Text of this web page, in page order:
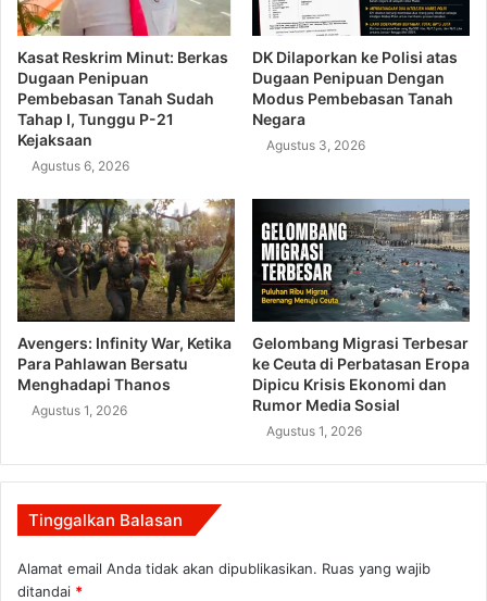
Kasat Reskrim Minut: Berkas
Dugaan Penipuan
Pembebasan Tanah Sudah
Tahap I, Tunggu P-21
Kejaksaan
Agustus 6, 2026
DK Dilaporkan ke Polisi atas
Dugaan Penipuan Dengan
Modus Pembebasan Tanah
Negara
Agustus 3, 2026
Avengers: Infinity War, Ketika
Para Pahlawan Bersatu
Menghadapi Thanos
Agustus 1, 2026
Gelombang Migrasi Terbesar
ke Ceuta di Perbatasan Eropa
Dipicu Krisis Ekonomi dan
Rumor Media Sosial
Agustus 1, 2026
Tinggalkan Balasan
Alamat email Anda tidak akan dipublikasikan. Ruas yang wajib
ditandai *